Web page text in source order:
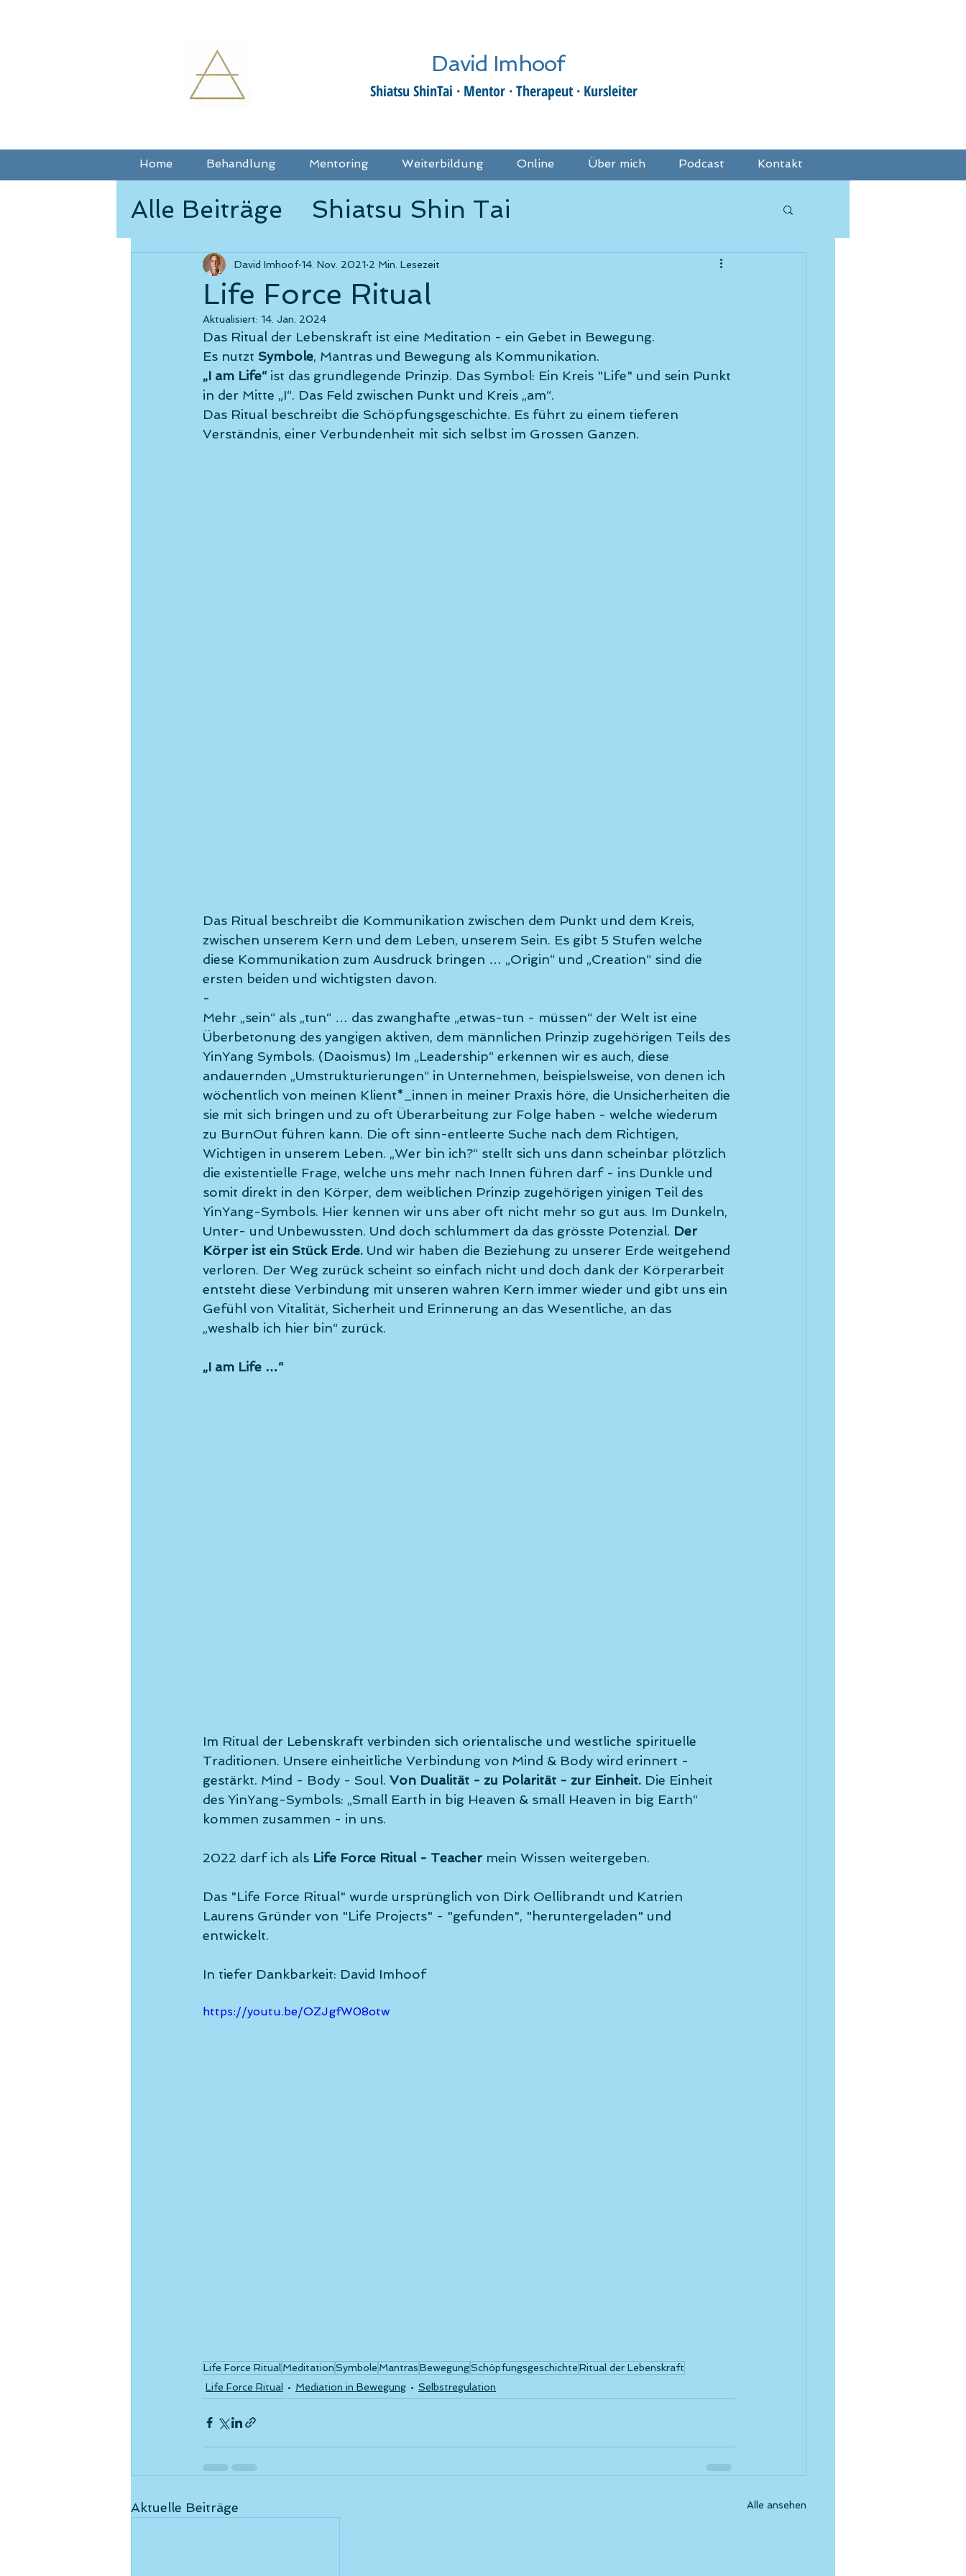
David Imhoof
Shiatsu ShinTai · Mentor · Therapeut · Kursleiter
Home Behandlung Mentoring Weiterbildung Online Über mich Podcast Kontakt
Alle Beiträge
Shiatsu Shin Tai
Interdisziplinäre Zusammenarbeit
Behandlungskonzept
Burn Out
Loslegen
Ihre Community
Evolution
Selbstregulation
Mediation in Bewegung
Life Force Ritual
David Imhoof 14. Nov. 2021 2 Min. Lesezeit
Aktualisiert: 14. Jan. 2024
Das Ritual der Lebenskraft ist eine Meditation - ein Gebet in Bewegung.
Es nutzt Symbole, Mantras und Bewegung als Kommunikation.
„I am Life“ ist das grundlegende Prinzip. Das Symbol: Ein Kreis "Life" und sein Punkt
in der Mitte „I“. Das Feld zwischen Punkt und Kreis „am“.
Das Ritual beschreibt die Schöpfungsgeschichte. Es führt zu einem tieferen
Verständnis, einer Verbundenheit mit sich selbst im Grossen Ganzen.
Das Ritual beschreibt die Kommunikation zwischen dem Punkt und dem Kreis,
zwischen unserem Kern und dem Leben, unserem Sein. Es gibt 5 Stufen welche
diese Kommunikation zum Ausdruck bringen … „Origin“ und „Creation“ sind die
ersten beiden und wichtigsten davon.
-
Mehr „sein“ als „tun“ … das zwanghafte „etwas-tun - müssen“ der Welt ist eine
Überbetonung des yangigen aktiven, dem männlichen Prinzip zugehörigen Teils des
YinYang Symbols. (Daoismus) Im „Leadership“ erkennen wir es auch, diese
andauernden „Umstrukturierungen“ in Unternehmen, beispielsweise, von denen ich
wöchentlich von meinen Klient*_innen in meiner Praxis höre, die Unsicherheiten die
sie mit sich bringen und zu oft Überarbeitung zur Folge haben - welche wiederum
zu BurnOut führen kann. Die oft sinn-entleerte Suche nach dem Richtigen,
Wichtigen in unserem Leben. „Wer bin ich?“ stellt sich uns dann scheinbar plötzlich
die existentielle Frage, welche uns mehr nach Innen führen darf - ins Dunkle und
somit direkt in den Körper, dem weiblichen Prinzip zugehörigen yinigen Teil des
YinYang-Symbols. Hier kennen wir uns aber oft nicht mehr so gut aus. Im Dunkeln,
Unter- und Unbewussten. Und doch schlummert da das grösste Potenzial. Der
Körper ist ein Stück Erde. Und wir haben die Beziehung zu unserer Erde weitgehend
verloren. Der Weg zurück scheint so einfach nicht und doch dank der Körperarbeit
entsteht diese Verbindung mit unseren wahren Kern immer wieder und gibt uns ein
Gefühl von Vitalität, Sicherheit und Erinnerung an das Wesentliche, an das
„weshalb ich hier bin“ zurück.
„I am Life …“
Im Ritual der Lebenskraft verbinden sich orientalische und westliche spirituelle
Traditionen. Unsere einheitliche Verbindung von Mind & Body wird erinnert -
gestärkt. Mind - Body - Soul. Von Dualität - zu Polarität - zur Einheit. Die Einheit
des YinYang-Symbols: „Small Earth in big Heaven & small Heaven in big Earth“
kommen zusammen - in uns.
2022 darf ich als Life Force Ritual - Teacher mein Wissen weitergeben.
Das "Life Force Ritual" wurde ursprünglich von Dirk Oellibrandt und Katrien
Laurens Gründer von "Life Projects" - "gefunden", "heruntergeladen" und
entwickelt.
In tiefer Dankbarkeit: David Imhoof
https://youtu.be/OZJgfW08otw
Life Force RitualMeditationSymbole MantrasBewegungSchöpfungsgeschichteRitual der Lebenskraft
Life Force Ritual
Mediation in Bewegung Selbstregulation
Aktuelle Beiträge Alle ansehen